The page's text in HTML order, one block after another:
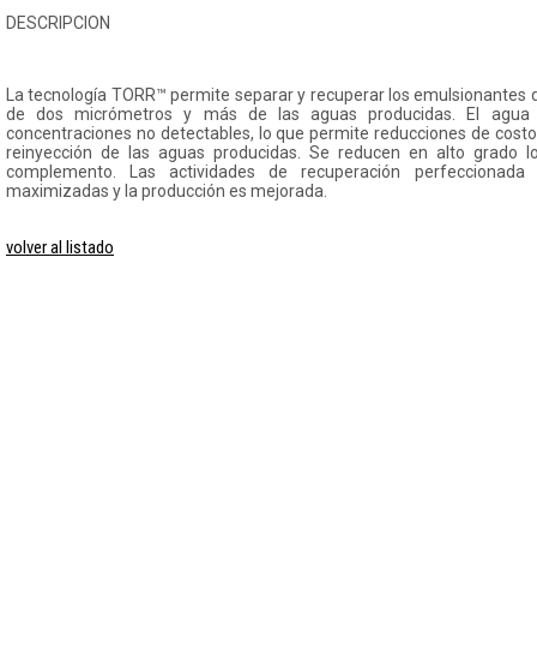
DESCRIPCION
La tecnología TORR™ permite separar y recuperar los emulsionantes
de dos micrómetros y más de las aguas producidas. El agua
concentraciones no detectables, lo que permite reducciones de
reinyección de las aguas producidas. Se reducen en alto grado
complemento. Las actividades de recuperación
maximizadas y la producción es mejorada.
volver al listado